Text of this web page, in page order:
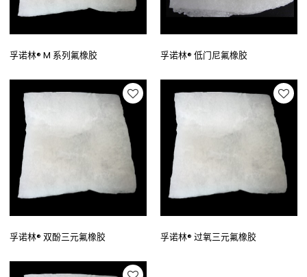
孚诺林® M 系列氟橡胶 孚诺林® 低门尼氟橡胶
孚诺林® 双酚三元氟橡胶 孚诺林® 过氧三元氟橡胶